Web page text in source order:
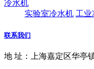
冷水机
实验室冷水机 工业
联系我们
地 址：上海嘉定区华亭